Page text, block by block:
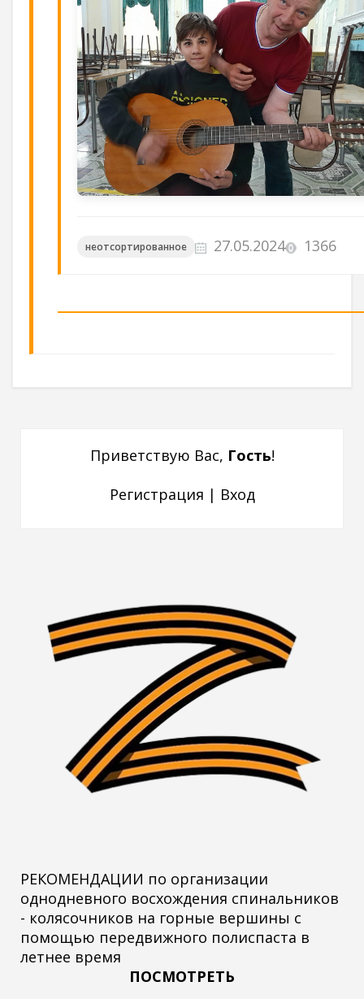
неотсортированное 27.05.2024 1366
Приветствую Вас, Гость!
Регистрация | Вход
РЕКОМЕНДАЦИИ по организации
однодневного восхождения спинальников
- колясочников на горные вершины с
помощью передвижного полиспаста в
летнее время
ПОСМОТРЕТЬ